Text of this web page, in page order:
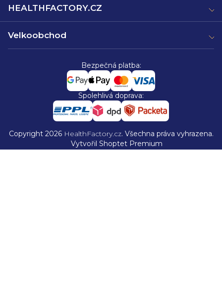
HEALTHFACTORY.CZ
Velkoobchod
Bezpečná platba:
Spolehlivá doprava:
Vytvořil Shoptet Premium
Copyright 2026 HealthFactory.cz. Všechna práva vyhrazena.